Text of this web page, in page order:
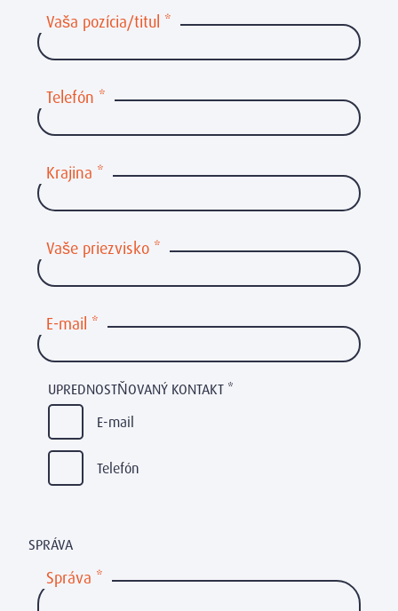
Vaša pozícia/titul *
Telefón *
Krajina *
Vaše priezvisko *
E-mail *
UPREDNOSTŇOVANÝ KONTAKT *
E-mail
Telefón
SPRÁVA
Správa *